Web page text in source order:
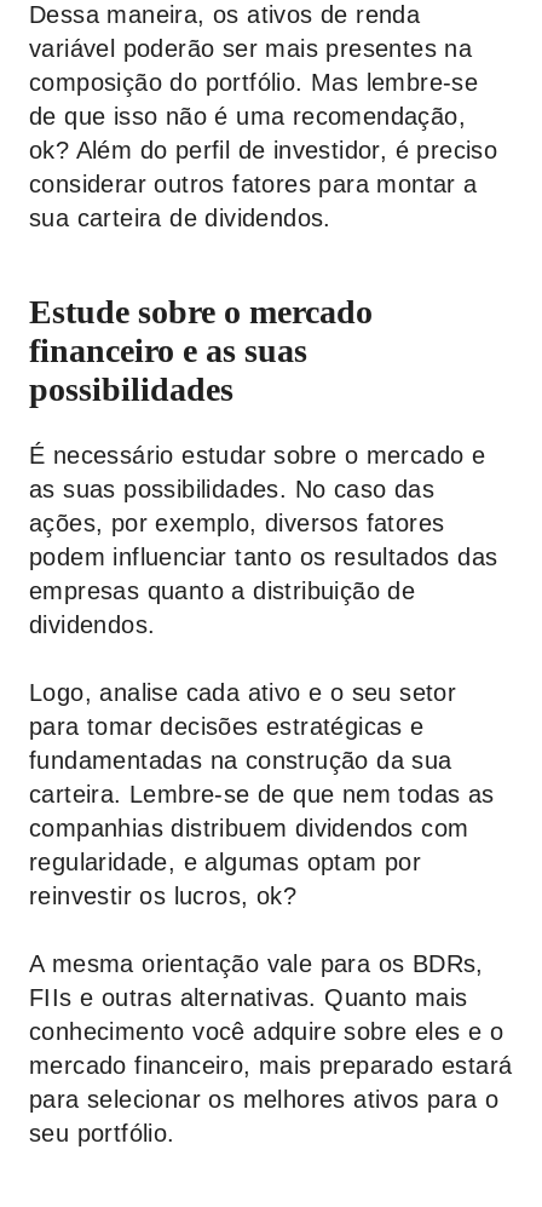
Dessa maneira, os ativos de renda
variável poderão ser mais presentes na
composição do portfólio. Mas lembre-se
de que isso não é uma recomendação,
ok? Além do perfil de investidor, é preciso
considerar outros fatores para montar a
sua carteira de dividendos.
Estude sobre o mercado
financeiro e as suas
possibilidades
É necessário estudar sobre o mercado e
as suas possibilidades. No caso das
ações, por exemplo, diversos fatores
podem influenciar tanto os resultados das
empresas quanto a distribuição de
dividendos.
Logo, analise cada ativo e o seu setor
para tomar decisões estratégicas e
fundamentadas na construção da sua
carteira. Lembre-se de que nem todas as
companhias distribuem dividendos com
regularidade, e algumas optam por
reinvestir os lucros, ok?
A mesma orientação vale para os BDRs,
FIIs e outras alternativas. Quanto mais
conhecimento você adquire sobre eles e o
mercado financeiro, mais preparado estará
para selecionar os melhores ativos para o
seu portfólio.